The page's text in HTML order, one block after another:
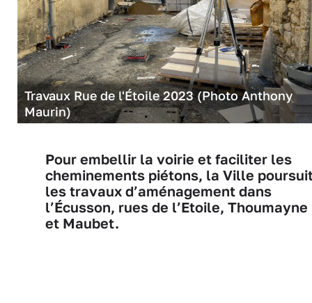
Travaux Rue de l'Étoile 2023 (Photo Anthony
Maurin)
Pour embellir la voirie et faciliter les
cheminements piétons, la Ville
les travaux d’aménagement dans
l’Écusson, rues de l’Etoile, Thoumayne
et Maubet.